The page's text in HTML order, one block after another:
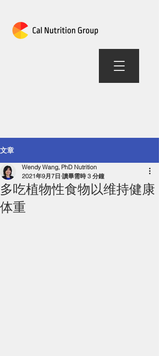
文章
多吃植物性食物以维持健康
体重
Wendy Wang, PhD Nutrition
2021年9月7日 讀畢需時 3 分鐘